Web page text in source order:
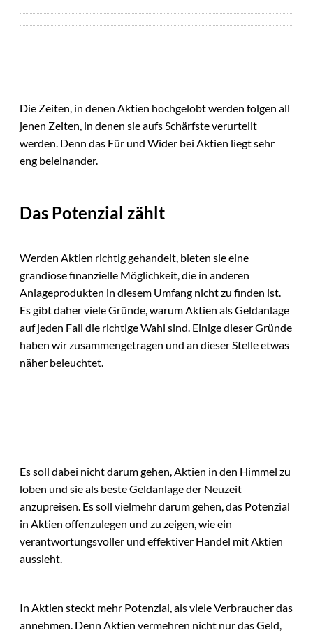
Die Zeiten, in denen Aktien hochgelobt werden folgen all
jenen Zeiten, in denen sie aufs Schärfste verurteilt
werden. Denn das Für und Wider bei Aktien liegt sehr
eng beieinander.
Das Potenzial zählt
Werden Aktien richtig gehandelt, bieten sie eine
grandiose finanzielle Möglichkeit, die in anderen
Anlageprodukten in diesem Umfang nicht zu finden ist.
Es gibt daher viele Gründe, warum Aktien als Geldanlage
auf jeden Fall die richtige Wahl sind. Einige dieser Gründe
haben wir zusammengetragen und an dieser Stelle etwas
näher beleuchtet.
Es soll dabei nicht darum gehen, Aktien in den Himmel zu
loben und sie als beste Geldanlage der Neuzeit
anzupreisen. Es soll vielmehr darum gehen, das Potenzial
in Aktien offenzulegen und zu zeigen, wie ein
verantwortungsvoller und effektiver Handel mit Aktien
aussieht.
In Aktien steckt mehr Potenzial, als viele Verbraucher das
annehmen. Denn Aktien vermehren nicht nur das Geld,